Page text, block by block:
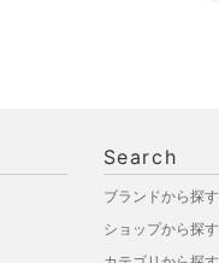
Search
ブランドから探す
ショップから探す